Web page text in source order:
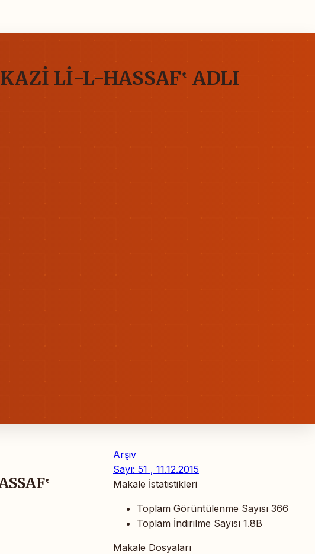
Lİ-L-HASSAF‛ ADLI
Arşiv
Sayı: 51 , 11.12.2015
Makale İstatistikleri
Toplam Görüntülenme Sayısı 366
Toplam İndirilme Sayısı 1.8B
Makale Dosyaları